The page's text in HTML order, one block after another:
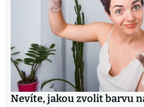
Nevíte, jakou zvolit barvu